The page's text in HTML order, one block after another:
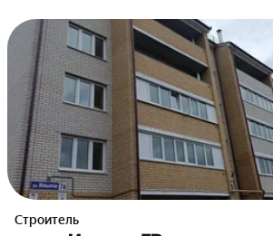
Строитель